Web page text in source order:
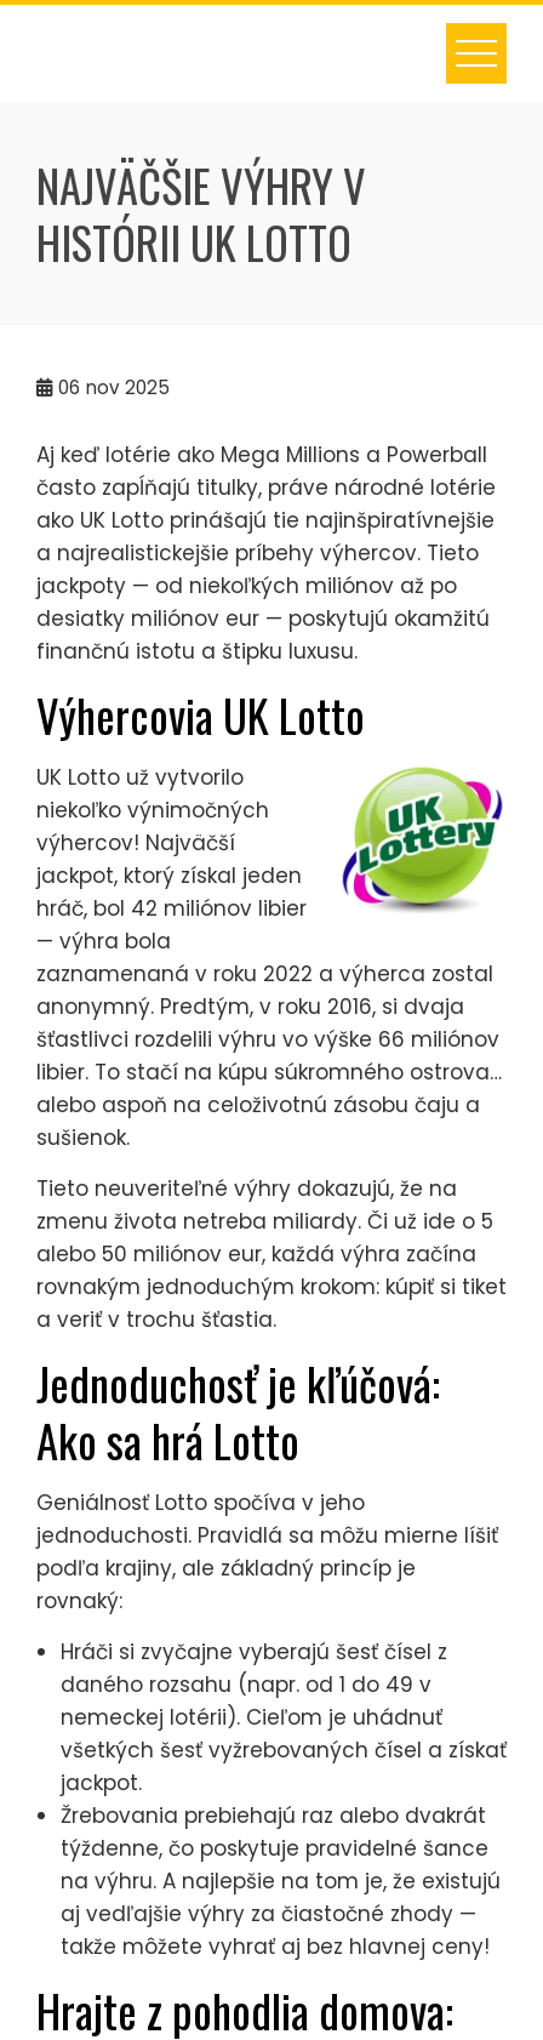
Skip
NAJVÄČŠIE VÝHRY V
HISTÓRII UK LOTTO
06 nov 2025
Aj keď lotérie ako Mega Millions a Powerball
často zapĺňajú titulky, práve národné lotérie
ako UK Lotto prinášajú tie najinšpiratívnejšie
a najrealistickejšie príbehy výhercov. Tieto
jackpoty — od niekoľkých miliónov až po
desiatky miliónov eur — poskytujú okamžitú
finančnú istotu a štipku luxusu.
Výhercovia UK Lotto
UK Lotto už vytvorilo
niekoľko výnimočných
výhercov! Najväčší
jackpot, ktorý získal jeden
hráč, bol 42 miliónov libier
— výhra bola
zaznamenaná v roku 2022 a výherca zostal
anonymný. Predtým, v roku 2016, si dvaja
šťastlivci rozdelili výhru vo výške 66 miliónov
libier. To stačí na kúpu súkromného ostrova…
alebo aspoň na celoživotnú zásobu čaju a
sušienok.
Tieto neuveriteľné výhry dokazujú, že na
zmenu života netreba miliardy. Či už ide o 5
alebo 50 miliónov eur, každá výhra začína
rovnakým jednoduchým krokom: kúpiť si tiket
a veriť v trochu šťastia.
Jednoduchosť je kľúčová:
Ako sa hrá Lotto
Geniálnosť Lotto spočíva v jeho
jednoduchosti. Pravidlá sa môžu mierne líšiť
podľa krajiny, ale základný princíp je
rovnaký:
Hráči si zvyčajne vyberajú šesť čísel z
daného rozsahu (napr. od 1 do 49 v
nemeckej lotérii). Cieľom je uhádnuť
všetkých šesť vyžrebovaných čísel a získať
jackpot.
Žrebovania prebiehajú raz alebo dvakrát
týždenne, čo poskytuje pravidelné šance
na výhru. A najlepšie na tom je, že existujú
aj vedľajšie výhry za čiastočné zhody —
takže môžete vyhrať aj bez hlavnej ceny!
Hrajte z pohodlia domova: